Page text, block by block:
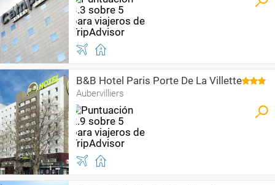
B&B Hotel Paris Porte De La Villette
Aubervilliers